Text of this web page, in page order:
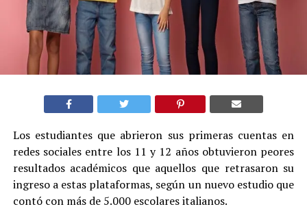
Los estudiantes que abrieron sus primeras cuentas en
redes sociales entre los 11 y 12 años obtuvieron peores
resultados académicos que aquellos que retrasaron su
ingreso a estas plataformas, según un nuevo estudio que
contó con más de 5.000 escolares italianos.